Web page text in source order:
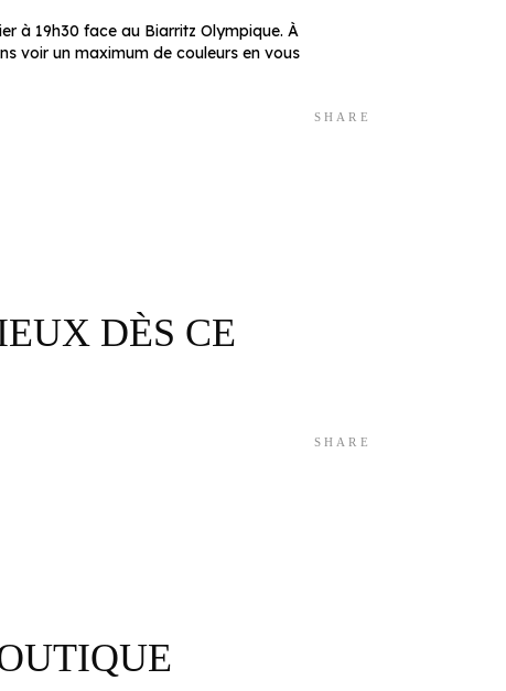
à 19h30 face au Biarritz Olympique. À
voir un maximum de couleurs en vous
SHARE
DÈS CE
SHARE